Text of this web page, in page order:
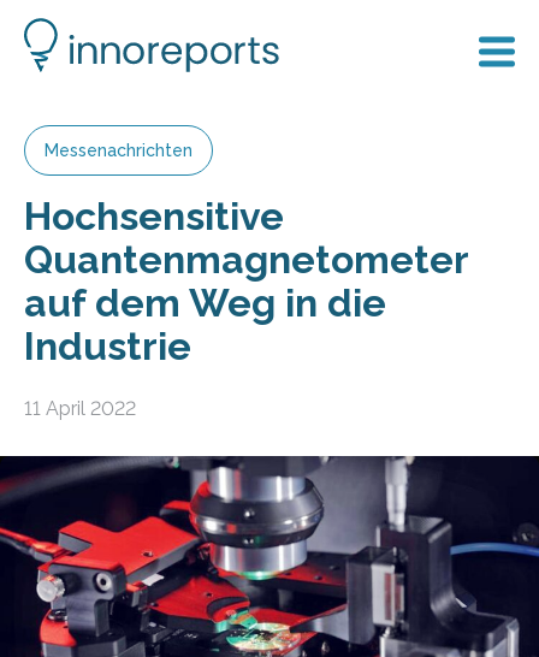
Messenachrichten
Hochsensitive
Quantenmagnetometer
auf dem Weg in die
Industrie
11 April 2022